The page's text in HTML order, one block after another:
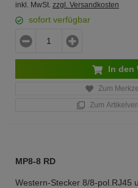
inkl. MwSt. zzgl. Versandkosten
sofort verfügbar
In den
Zum
Zum
MP8-8 RD
Western-Stecker 8/8-pol.RJ45